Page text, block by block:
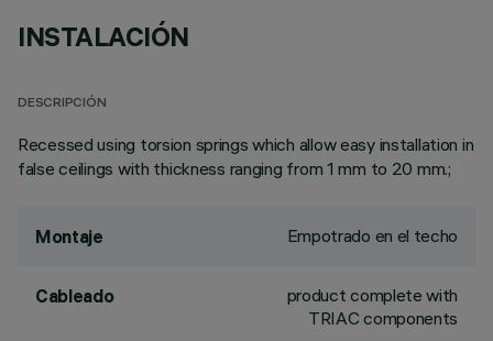
INSTALACIÓN
DESCRIPCIÓN
Recessed using torsion springs which allow easy installation in
false ceilings with thickness ranging from 1 mm to 20 mm.;
Montaje Empotrado en el techo
Cableado
product complete with
TRIAC components